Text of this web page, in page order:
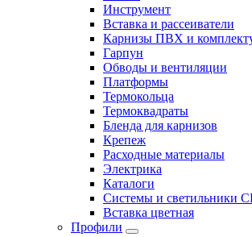
Инструмент
Вставка и рассеиватели
Карнизы ПВХ и
Гарпун
Обводы и вентиляции
Платформы
Термокольца
Термоквадраты
Бленда для карнизов
Крепеж
Расходные материалы
Электрика
Каталоги
Системы и светильники
Вставка цветная
Профили